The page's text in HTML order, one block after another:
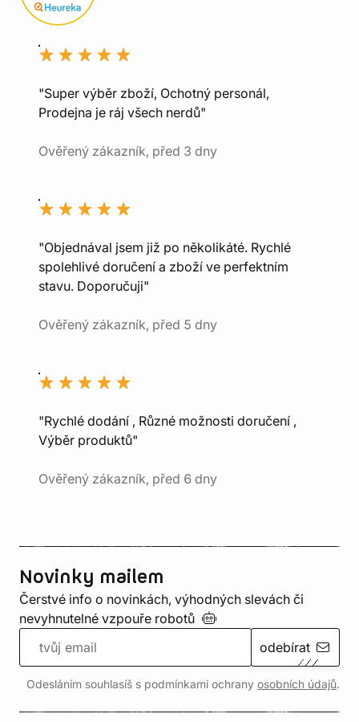
"Super výběr zboží, Ochotný personál,
Prodejna je ráj všech nerdů"
Ověřený zákazník, před 3 dny
"Objednával jsem již po několikáté. Rychlé
spolehlivé doručení a zboží ve perfektním
stavu. Doporučuji"
Ověřený zákazník, před 5 dny
"Rychlé dodání , Různé možnosti doručení ,
Výběr produktů"
Ověřený zákazník, před 6 dny
Novinky mailem
Čerstvé info o novinkách, výhodných slevách či
nevyhnutelné vzpouře robotů
odebírat
Odesláním souhlasíš s podmínkami ochrany osobních údajů.